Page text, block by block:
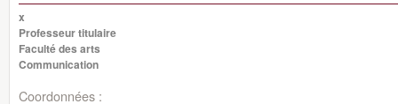
x
Professeur titulaire
Faculté des arts
Communication
Coordonnées :